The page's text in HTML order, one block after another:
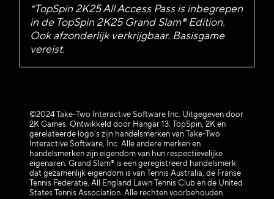
*TopSpin 2K25 All Access Pass is inbegrepen
in de TopSpin 2K25 Grand Slam® Edition.
Ook afzonderlijk verkrijgbaar. Basisgame
vereist.
©2024 Take-Two Interactive Software Inc. Uitgegeven door
2K Games. Ontwikkeld door Hangar 13. TopSpin, 2K en
gerelateerde logo's zijn handelsmerken van Take-Two
Interactive Software, Inc. Alle andere merken en
handelsmerken zijn eigendom van hun respectievelijke
eigenaren. Grand Slam® is een geregistreerd handelsmerk
dat gezamenlijk eigendom is van Tennis Australia, de Franse
Tennis Federatie, All England Lawn Tennis Club en de United
States Tennis Association. Alle rechten voorbehouden.